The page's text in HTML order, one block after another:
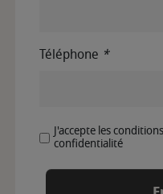
Téléphone *
J'accepte les
confidentialité